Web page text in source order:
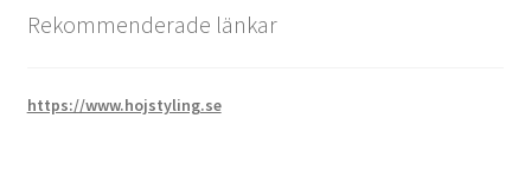
Rekommenderade länkar
https://www.hojstyling.se